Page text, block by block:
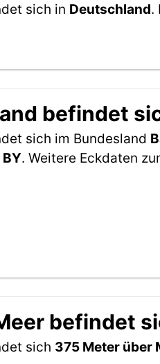
sich in Deutschland.
befindet
sich im Bundesland
BY. Weitere Eckdaten
befindet
sich 375 Meter über